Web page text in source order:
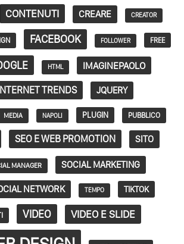
CONTENUTI CREARE CREATOR
FACEBOOK FOLLOWER FREE
HTML IMAGINEPAOLO
TRENDS JQUERY
MEDIA NAPOLI PLUGIN PUBBLICO
SEO E WEB PROMOTION SITO
MANAGER SOCIAL MARKETING
NETWORK TEMPO TIKTOK
VIDEO VIDEO E SLIDE